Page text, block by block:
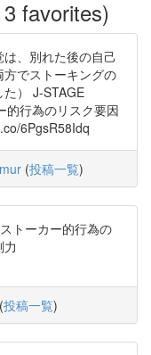
favorites)
は、別れた後の自己
でストーキングの
） J-STAGE
的行為のリスク要因
6PgsR58Idq
(投稿一覧)
トーカー的行為の
(投稿一覧)